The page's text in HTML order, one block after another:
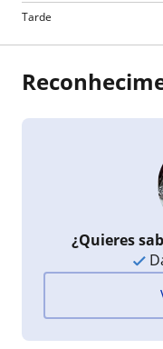
Tarde
¿Quieres